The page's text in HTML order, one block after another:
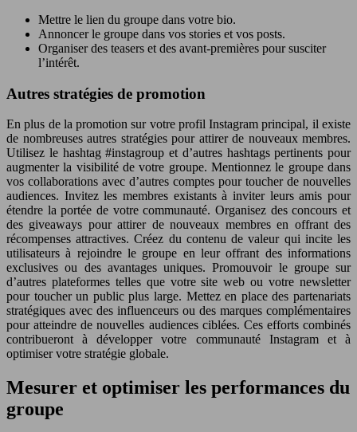
Mettre le lien du groupe dans votre bio.
Annoncer le groupe dans vos stories et vos posts.
Organiser des teasers et des avant-premières pour susciter
l’intérêt.
Autres stratégies de promotion
En plus de la promotion sur votre profil Instagram principal, il existe
de nombreuses autres stratégies pour attirer de nouveaux membres.
Utilisez le hashtag #instagroup et d’autres hashtags pertinents pour
augmenter la visibilité de votre groupe. Mentionnez le groupe dans
vos collaborations avec d’autres comptes pour toucher de nouvelles
audiences. Invitez les membres existants à inviter leurs amis pour
étendre la portée de votre communauté. Organisez des concours et
des giveaways pour attirer de nouveaux membres en offrant des
récompenses attractives. Créez du contenu de valeur qui incite les
utilisateurs à rejoindre le groupe en leur offrant des informations
exclusives ou des avantages uniques. Promouvoir le groupe sur
d’autres plateformes telles que votre site web ou votre newsletter
pour toucher un public plus large. Mettez en place des partenariats
stratégiques avec des influenceurs ou des marques complémentaires
pour atteindre de nouvelles audiences ciblées. Ces efforts combinés
contribueront à développer votre communauté Instagram et à
optimiser votre stratégie globale.
Mesurer et optimiser les performances du
groupe